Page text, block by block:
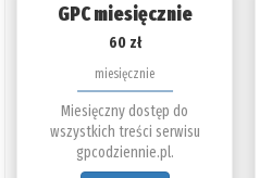
GPC miesięcznie
60 zł
miesięcznie
Miesięczny dostęp do
wszystkich treści serwisu
gpcodziennie.pl.